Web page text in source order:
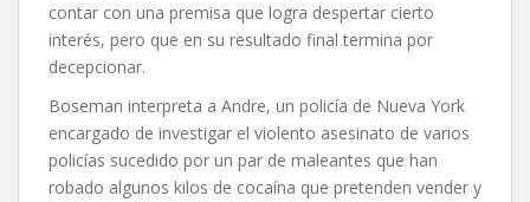
contar con una premisa que logra despertar cierto
interés, pero que en su resultado final termina por
decepcionar.
Boseman interpreta a Andre, un policía de Nueva York
encargado de investigar el violento asesinato de varios
policías sucedido por un par de maleantes que han
robado algunos kilos de cocaína que pretenden vender y